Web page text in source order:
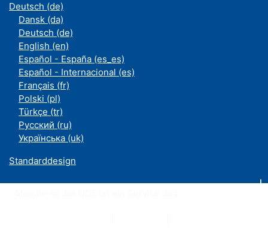
Deutsch ‎(de)‎
Dansk ‎(da)‎
Deutsch ‎(de)‎
English ‎(en)‎
Español - España ‎(es_es)‎
Español - Internacional ‎(es)‎
Français ‎(fr)‎
Polski ‎(pl)‎
Türkçe ‎(tr)‎
Русский ‎(ru)‎
Українська ‎(uk)‎
Standarddesign